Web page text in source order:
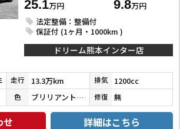
25.1万円 9.8万円
法定整備：整備付
保証付 (1ヶ月・1000km )
ドリーム熊本インター店
走行 13.3万km 排気 1200cc
色 ブリリアントシルバー 修復 無
せ 詳細はこちら